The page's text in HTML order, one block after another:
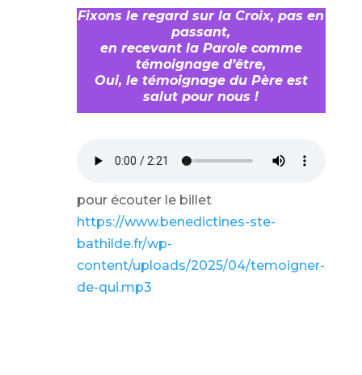
Fixons le regard sur la Croix, pas en
passant,
en recevant la Parole comme
témoignage d’être,
Oui, le témoignage du Père est
salut pour nous !
pour écouter le billet
https://www.benedictines-ste-
bathilde.fr/wp-
content/uploads/2025/04/temoigner-
de-qui.mp3